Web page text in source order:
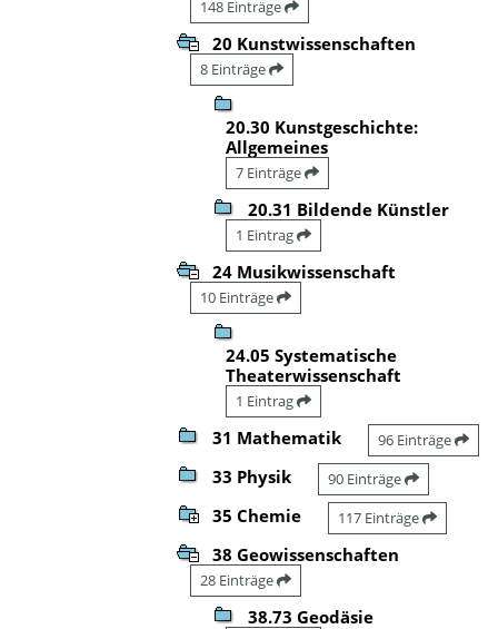
148 Einträge
20 Kunstwissenschaften
8 Einträge
20.30 Kunstgeschichte:
Allgemeines
7 Einträge
20.31 Bildende Künstler
1 Eintrag
24 Musikwissenschaft
10 Einträge
24.05 Systematische
Theaterwissenschaft
1 Eintrag
31 Mathematik 96 Einträge
33 Physik 90 Einträge
35 Chemie 117 Einträge
38 Geowissenschaften
28 Einträge
38.73 Geodäsie